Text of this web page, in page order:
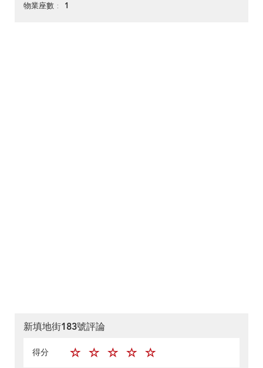
物業座數 1
新填地街183號評論
得分